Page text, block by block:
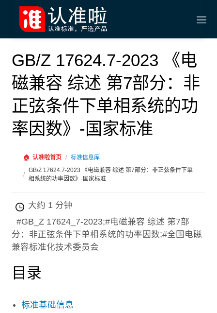
GB/Z 17624.7-2023 《电
磁兼容 综述 第7部分：非
正弦条件下单相系统的功
率因数》-国家标准
🏠 认准啦首页 / 标准信息库
/
GB/Z 17624.7-2023 《电磁兼容 综述 第7部分：非正弦条件下单
相系统的功率因数》-国家标准
大约 1 分钟
#GB_Z 17624_7-2023;#电磁兼容 综述 第7部
分：非正弦条件下单相系统的功率因数;#全国电磁
兼容标准化技术委员会
目录
标准基础信息